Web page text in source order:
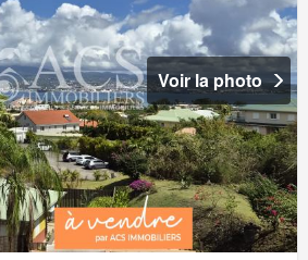
Voir la photo